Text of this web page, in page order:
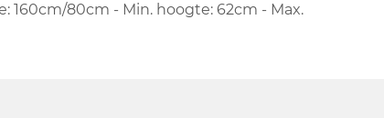
160cm/80cm - Min. hoogte: 62cm - Max.